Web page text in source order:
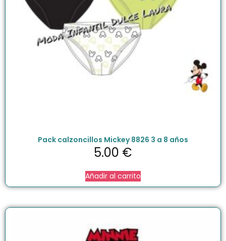
Pack calzoncillos Mickey 8826 3 a 8 años
5.00 €
Añadir al carrito